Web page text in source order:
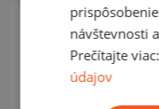
návštevnosti
Prečítajte
údajov